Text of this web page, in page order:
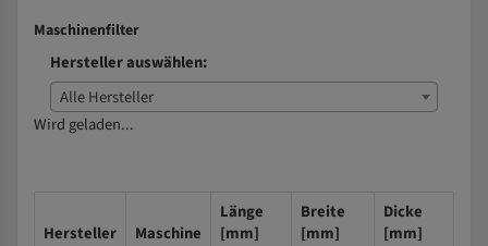
Maschinenfilter
Hersteller auswählen:
Alle Hersteller
Wird geladen...
Hersteller Maschine
Länge
[mm]
Breite
[mm]
Dicke
[mm]